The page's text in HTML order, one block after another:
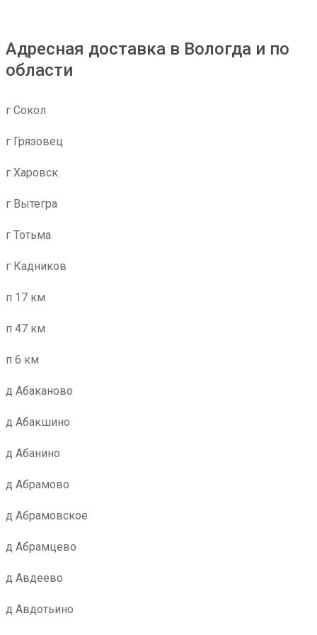
Адресная доставка в Вологда и по
области
г Сокол
г Грязовец
г Харовск
г Вытегра
г Тотьма
г Кадников
п 17 км
п 47 км
п 6 км
д Абаканово
д Абакшино
д Абанино
д Абрамово
д Абрамовское
д Абрамцево
д Авдеево
д Авдотьино